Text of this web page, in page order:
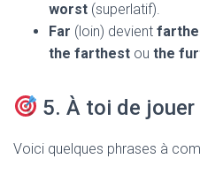
worst (superlatif).
Far (loin) devient
the farthest ou the
5. À toi de jouer
Voici quelques phrases à